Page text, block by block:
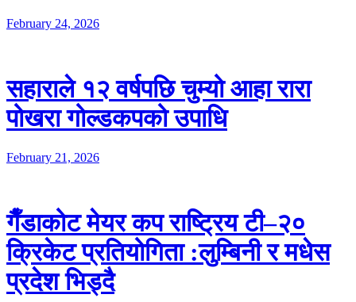
February 24, 2026
सहाराले १२ वर्षपछि चुम्यो आहा रारा
पोखरा गोल्डकपको उपाधि
February 21, 2026
गैँडाकोट मेयर कप राष्ट्रिय टी–२०
क्रिकेट प्रतियोगिता :लुम्बिनी र मधेस
प्रदेश भिड्दै